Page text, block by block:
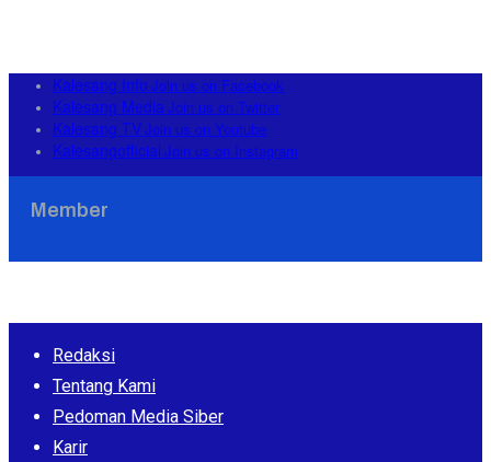
Kalesang Info Join us on Facebook
Kalesang Media Join us on Twitter
Kalesang TVJoin us on Youtube
Kalesangofficial Join us on Instagram
Member
Redaksi
Tentang Kami
Pedoman Media Siber
Karir